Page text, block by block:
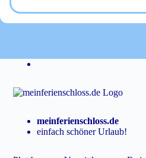
meinferienschloss.de
einfach schöner Urlaub!